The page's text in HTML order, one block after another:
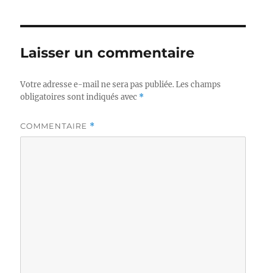
Laisser un commentaire
Votre adresse e-mail ne sera pas publiée. Les champs
obligatoires sont indiqués avec *
COMMENTAIRE *